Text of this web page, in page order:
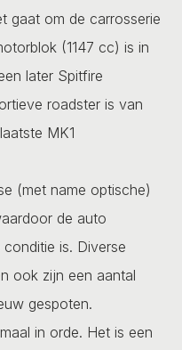
gaat om de carrosserie
(1147 cc) is in
later Spitfire
roadster is van
MK1
(met name optische)
de auto
is. Diverse
ook zijn een aantal
gespoten.
in orde. Het is een